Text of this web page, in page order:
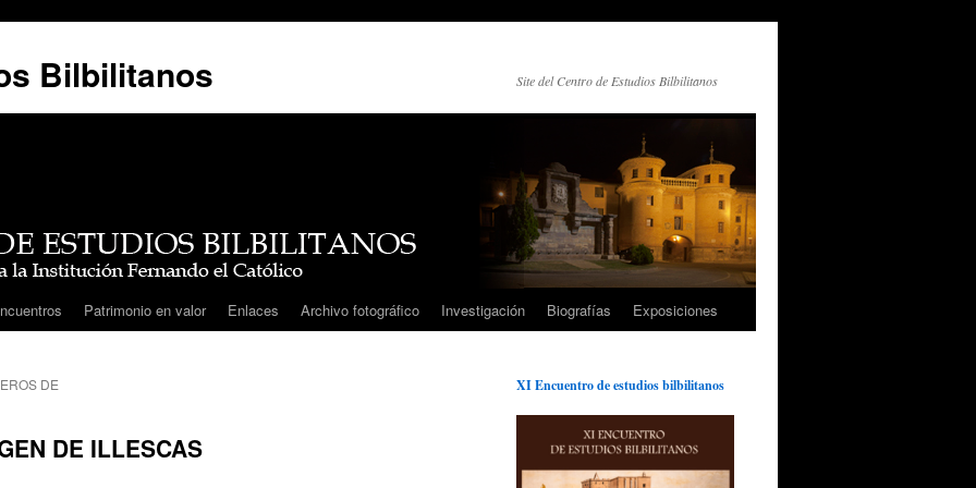
Bilbilitanos Site del Centro de Estudios Bilbilitanos
Patrimonio en valor Enlaces Archivo fotográfico Investigación Biografías Exposiciones
DE
DE ILLESCAS
XI Encuentro de estudios bilbilitanos